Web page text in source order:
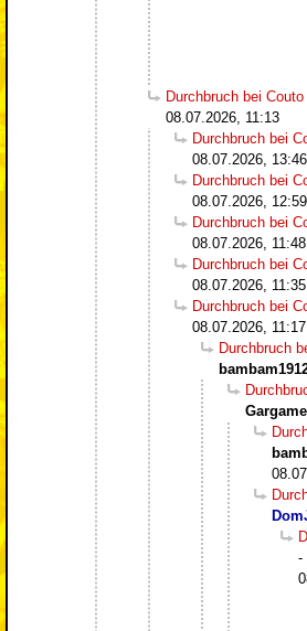
Durchbruch bei
08.07.2026, 11:13
Durchbruch bei
08.07.2026, 13:46
Durchbruch bei
08.07.2026, 12:59
Durchbruch bei
08.07.2026, 11:48
Durchbruch bei
08.07.2026, 11:35
Durchbruch bei
08.07.2026, 11:17
Durchbruch
-